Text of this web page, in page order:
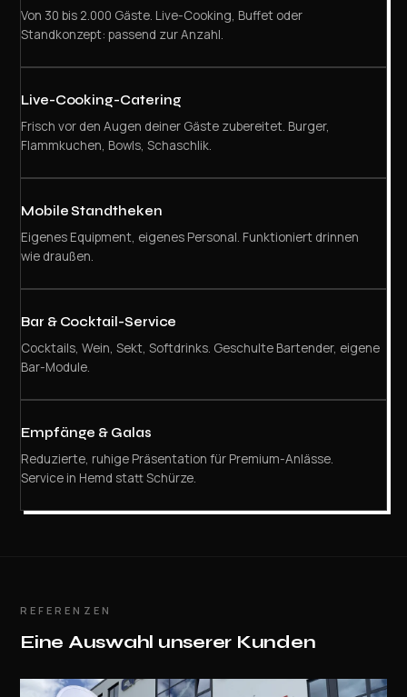
Von 30 bis 2.000 Gäste. Live-Cooking, Buffet oder
Standkonzept: passend zur Anzahl.
Live-Cooking-Catering
Frisch vor den Augen deiner Gäste zubereitet. Burger,
Flammkuchen, Bowls, Schaschlik.
Mobile Standtheken
Eigenes Equipment, eigenes Personal. Funktioniert drinnen
wie draußen.
Bar & Cocktail-Service
Cocktails, Wein, Sekt, Softdrinks. Geschulte Bartender, eigene
Bar-Module.
Empfänge & Galas
Reduzierte, ruhige Präsentation für Premium-Anlässe.
Service in Hemd statt Schürze.
REFERENZEN
Eine Auswahl unserer Kunden